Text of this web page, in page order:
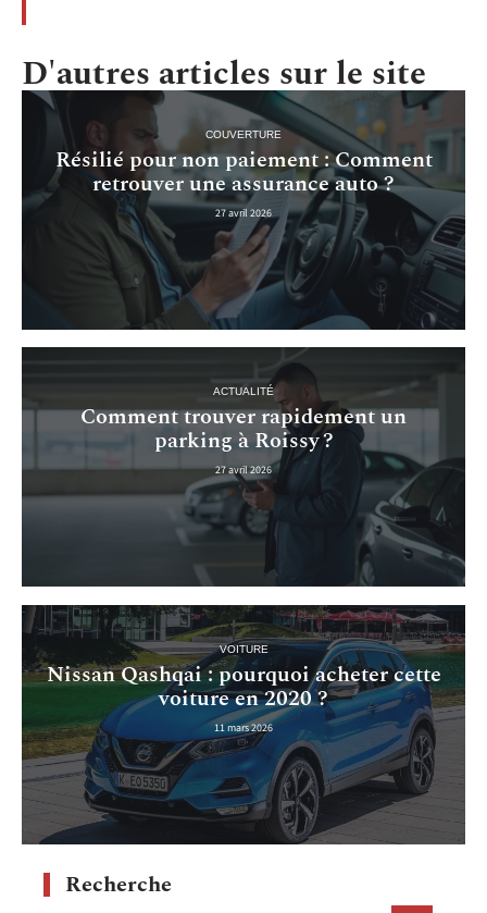
D'autres articles sur le site
COUVERTURE
Résilié pour non paiement : Comment
retrouver une assurance auto ?
27 avril 2026
ACTUALITÉ
Comment trouver rapidement un
parking à Roissy ?
27 avril 2026
VOITURE
Nissan Qashqai : pourquoi acheter cette
voiture en 2020 ?
11 mars 2026
Recherche